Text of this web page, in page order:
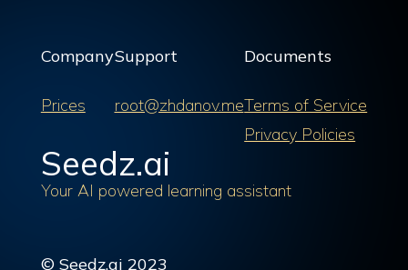
Company
Prices
Support
root@zhdanov.me
Documents
Terms of Service
Privacy Policies
Seedz.ai
Your AI powered learning assistant
© Seedz.ai 2023